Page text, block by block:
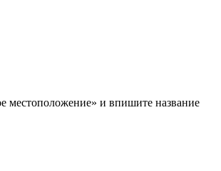
местоположение» и впишите название